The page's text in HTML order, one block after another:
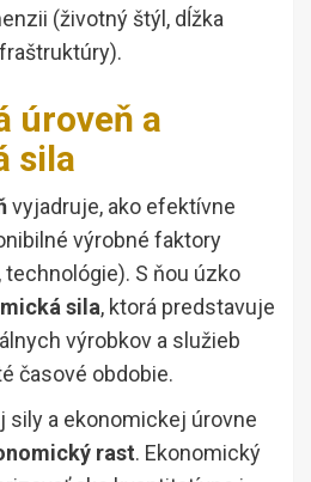
(životný štýl, dĺžka
úroveň a
sila
vyjadruje, ako efektívne
výrobné faktory
technológie). S ňou úzko
sila, ktorá predstavuje
výrobkov a služieb
časové obdobie.
sily a ekonomickej úrovne
rast. Ekonomický